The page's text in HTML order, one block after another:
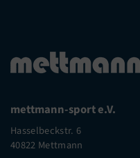
mettmann-sport e.V.
Hasselbeckstr. 6
40822 Mettmann